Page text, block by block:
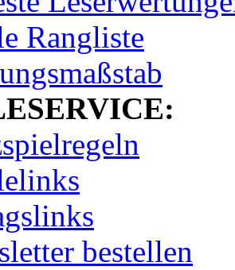
Rangliste
bestellen